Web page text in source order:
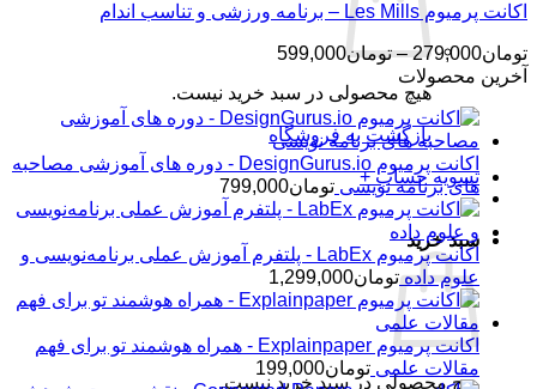
هیچ محصولی در سبد خرید نیست.
بازگشت به فروشگاه
تسویه حساب +
سبد خرید
هیچ محصولی در سبد خرید نیست.
اکانت پرمیوم Les Mills – برنامه ورزشی و تناسب اندام
تومان279,000
– تومان599,000
تومان279,000
تا
تومان599,000
آخرین محصولات
اکانت پرمیوم DesignGurus.io - دوره ‌های آموزشی مصاحبه
‌های برنامه نویسی تومان799,000
اکانت پرمیوم LabEx - پلتفرم آموزش عملی برنامه‌نویسی و
علوم داده تومان1,299,000
اکانت پرمیوم Explainpaper - همراه هوشمند تو برای فهم
مقالات علمی تومان199,000